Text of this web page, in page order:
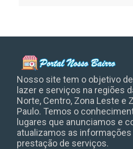
Nosso site tem o objetivo
lazer e serviços na regiões
Norte, Centro, Zona Leste e
Paulo. Temos o
lugares que anunciamos e
atualizamos as informações
prestação de serviços.